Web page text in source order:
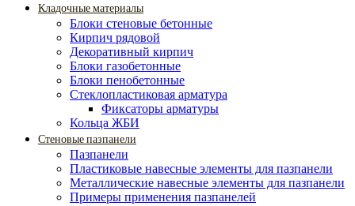
Кладочные материалы
Блоки стеновые бетонные
Кирпич рядовой
Декоративный кирпич
Блоки газобетонные
Блоки пенобетонные
Стеклопластиковая арматура
Фиксаторы арматуры
Кольца ЖБИ
Стеновые пазпанели
Пазпанели
Пластиковые навесные элементы для пазпанели
Металлические навесные элементы для пазпанели
Примеры применения пазпанелей